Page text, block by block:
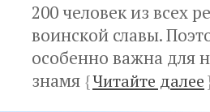
200 человек из всех
воинской славы.
особенно важна для
знамя {Читайте далее